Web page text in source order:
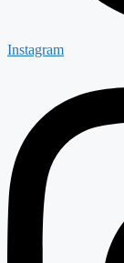
Instagram